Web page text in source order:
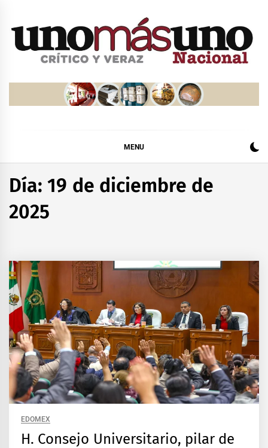
MENU
Día:19 de diciembre de
2025
EDOMEX
H. Consejo Universitario, pilar de